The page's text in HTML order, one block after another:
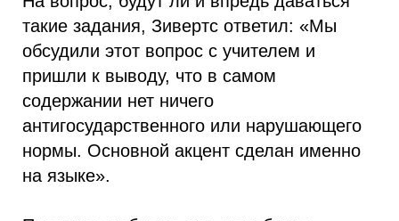
такие задания, Зивертс ответил: «Мы
обсудили этот вопрос с учителем и
пришли к выводу, что в самом
содержании нет ничего
антигосударственного или нарушающего
нормы. Основной акцент сделан именно
на языке».